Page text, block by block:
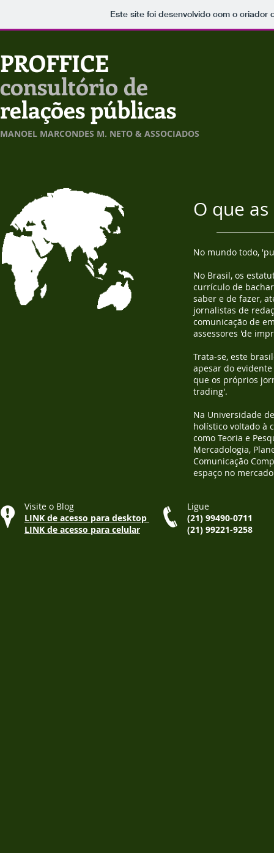
Este site foi desenvolvido com o criador
PROFFICE
consultório de
relações públicas
MANOEL MARCONDES M. NETO & ASSOCIADOS
O que
No mundo todo,
No Brasil, os
currículo de
saber e de fazer,
jornalistas de
comunicação de
assessores 'de
Trata-se, este
apesar do
que os próprios
trading'.
Na Universidade
holístico voltado à
como Teoria e
Mercadologia,
Comunicação
espaço no
Visite o Blog
LINK de acesso para desktop
LINK de acesso para celular
Ligue
(21) 99490-0711
(21) 99221-9258